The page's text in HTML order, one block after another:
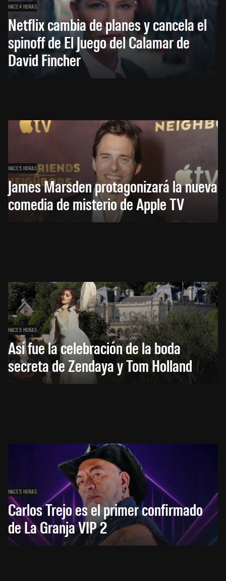
HACE 4 HORAS
Netflix cambia de planes y cancela el
spinoff de El Juego del Calamar de
David Fincher
HACE 5 HORAS
James Marsden protagonizará la nueva
comedia de misterio de Apple TV
HACE 5 HORAS
Así fue la celebración de la boda
secreta de Zendaya y Tom Holland
HACE 5 HORAS
Carlos Trejo es el primer confirmado
de La Granja VIP 2